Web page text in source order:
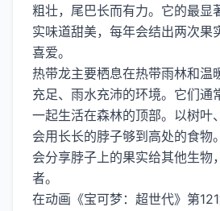
粗壮，尾巴长而有力。它的最显
实味道甜美，每年会结出两次果
喜爱。
热带龙主要栖息在热带雨林和温
充足、雨水充沛的环境。它们通
一起生活在森林的顶部。以树叶
会用长长的脖子够到高处的食物
会分享脖子上的果实给其他生物
者。
在动画《宝可梦：超世代》第